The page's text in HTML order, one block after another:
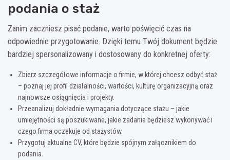
podania o staż
Zanim zaczniesz pisać podanie, warto poświęcić czas na
odpowiednie przygotowanie. Dzięki temu Twój dokument będzie
bardziej spersonalizowany i dostosowany do konkretnej oferty:
Zbierz szczegółowe informacje o firmie, w której chcesz odbyć staż
– poznaj jej profil działalności, wartości, kulturę organizacyjną oraz
najnowsze osiągnięcia i projekty.
Przeanalizuj dokładnie wymagania dotyczące stażu – jakie
umiejętności są poszukiwane, jakie zadania będziesz wykonywać i
czego firma oczekuje od stażystów.
Przygotuj aktualne CV, które będzie spójnym załącznikiem do
podania.